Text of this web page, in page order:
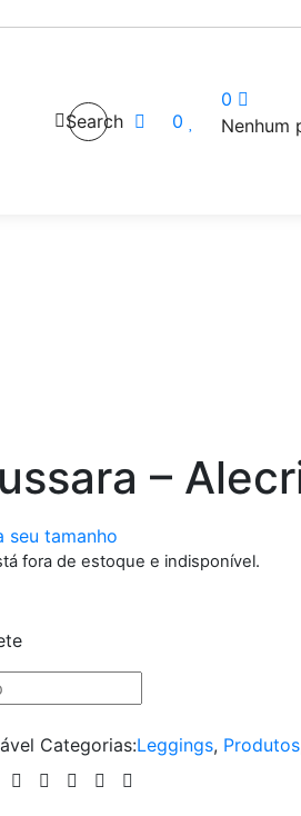
Search 0
0
Nenhum
–
seu tamanho
fora de estoque e indisponível.
Categorias:Leggings, Produtos